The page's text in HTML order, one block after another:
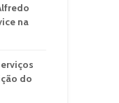
na
do